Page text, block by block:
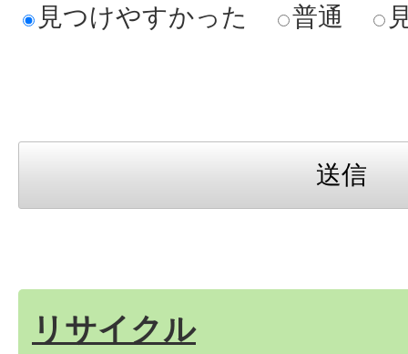
見つけやすかった
普通
リサイクル